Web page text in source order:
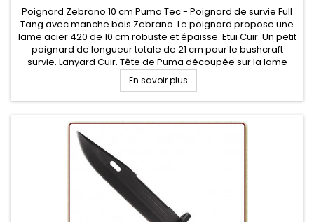
Poignard Zebrano 10 cm Puma Tec - Poignard de survie Full
Tang avec manche bois Zebrano. Le poignard propose une
lame acier 420 de 10 cm robuste et épaisse. Etui Cuir. Un petit
poignard de longueur totale de 21 cm pour le bushcraft
survie. Lanyard Cuir. Tête de Puma découpée sur la lame
En savoir plus